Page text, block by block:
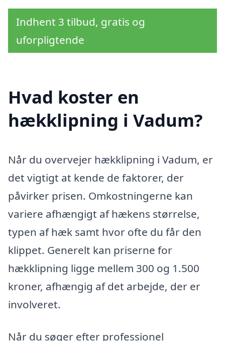
Indhent 3 tilbud, gratis og
uforpligtende
Hvad koster en
hækklipning i Vadum?
Når du overvejer hækklipning i Vadum, er
det vigtigt at kende de faktorer, der
påvirker prisen. Omkostningerne kan
variere afhængigt af hækens størrelse,
typen af hæk samt hvor ofte du får den
klippet. Generelt kan priserne for
hækklipning ligge mellem 300 og 1.500
kroner, afhængig af det arbejde, der er
involveret.
Når du søger efter professionel